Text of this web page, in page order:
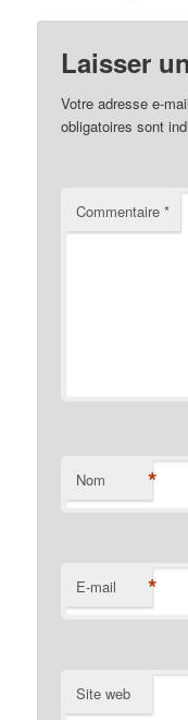
Laisser
Votre adresse e-
obligatoires sont
Commentaire*
Nom *
E-mail *
Site web